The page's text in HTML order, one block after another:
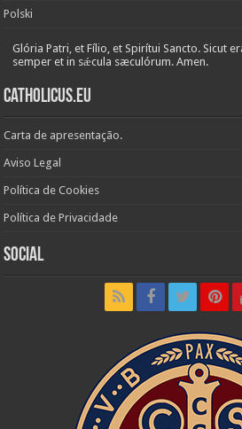
Polski
Glória Patri, et Fílio, et Spirítui Sancto. Sicut
semper et in sǽcula sæculórum. Amen.
Catholicus.eu
Carta de apresentação.
Aviso Legal
Política de Cookies
Política de Privacidade
Social